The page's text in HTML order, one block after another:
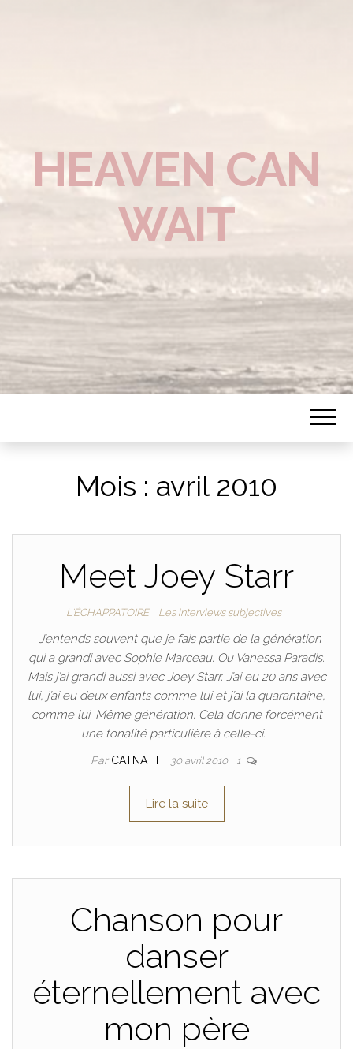
HEAVEN CAN
WAIT
Mois : avril 2010
Meet Joey Starr
L'ÉCHAPPATOIRE Les interviews subjectives
J’entends souvent que je fais partie de la génération
qui a grandi avec Sophie Marceau. Ou Vanessa Paradis.
Mais j’ai grandi aussi avec Joey Starr. J’ai eu 20 ans avec
lui, j’ai eu deux enfants comme lui et j’ai la quarantaine,
comme lui. Même génération. Cela donne forcément
une tonalité particulière à celle-ci.
Par CATNATT 30 avril 2010 1
Lire la suite
Chanson pour
danser
éternellement avec
mon père